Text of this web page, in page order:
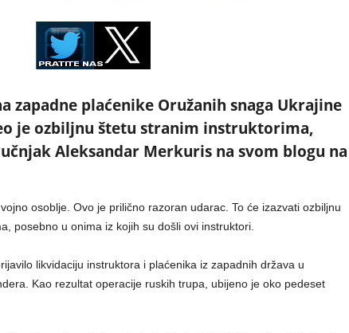
zapadne plaćenike Oružanih snaga Ukrajine
je ozbiljnu štetu stranim instruktorima,
Aleksandar Merkuris na svom blogu na
osoblje. Ovo je prilično razoran udarac. To će izazvati ozbiljnu
posebno u onima iz kojih su došli ovi instruktori.
likvidaciju instruktora i plaćenika iz zapadnih država u
Kao rezultat operacije ruskih trupa, ubijeno je oko pedeset